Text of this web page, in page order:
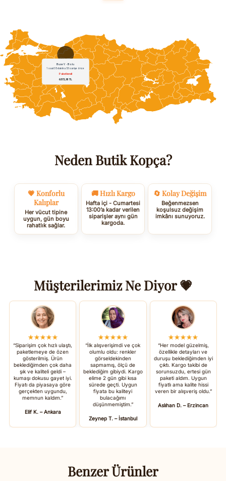
Neden Butik Kopça?
💗 Konforlu
Kalıplar
Her vücut tipine
uygun, gün boyu
rahatlık sağlar.
🚚 Hızlı Kargo
Hafta içi - Cumartesi
13:00’a kadar verilen
siparişler aynı gün
kargoda.
🔄 Kolay Değişim
Beğenmezsen
koşulsuz değişim
imkânı sunuyoruz.
Müşterilerimiz Ne Diyor 💗
★★★★★
“Siparişim çok hızlı ulaştı,
paketlemeye de özen
gösterilmiş. Ürün
beklediğimden çok daha
şık ve kaliteli geldi –
kumaşı dokusu gayet iyi.
Fiyatı da piyasaya göre
gerçekten uygundu,
memnun kaldım.”
Elif K. – Ankara
★★★★★
“İlk alışverişimdi ve çok
olumlu oldu: renkler
görseldekinden
sapmamış, ölçü de
beklediğim gibiydi. Kargo
elime 2 gün gibi kısa
sürede geçti. Uygun
fiyata bu kaliteyi
bulacağımı
düşünmemiştim.”
Zeynep T. – İstanbul
★★★★★
“Her model güzelmiş,
özellikle detayları ve
duruşu beklediğimden iyi
çıktı. Kargo takibi de
sorunsuzdu, ertesi gün
paketi aldım. Uygun
fiyatlı ama kalite hissi
veren bir alışveriş oldu.”
Aslıhan D. – Erzincan
Benzer Ürünler